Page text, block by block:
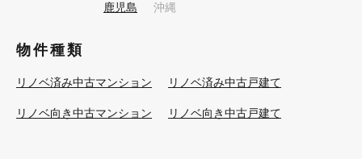
鹿児島 沖縄
物件種類
リノベ済み中古マンション リノベ済み中古戸建て
リノベ向き中古マンション リノベ向き中古戸建て